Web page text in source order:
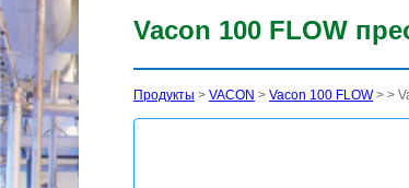
Vacon 100 FLOW
Продукты > VACON > Vacon 100 FLOW> >